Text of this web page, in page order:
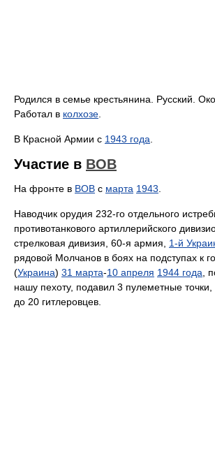
Родился в семье крестьянина. Русский.
Работал в колхозе
В Красной Армии с 1943 года
Участие в ВОВ
На фронте в ВОВ с марта 1943
Наводчик орудия 232-го отдельного
противотанкового артиллерийского
стрелковая дивизия, 60-я армия, 1-й
рядовой Молчанов в боях на подступах к
(Украина) 31 марта-10 апреля 1944 года ,
нашу пехоту, подавил 3 пулеметные
до 20 гитлеровцев.